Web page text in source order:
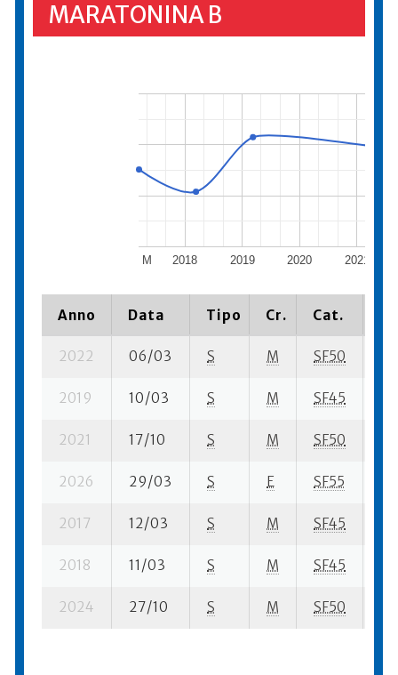
MARATONINA B
2018 2019 2020 2021
M
Anno Data Tipo Cr. Cat.
2022 06/03 S M SF50
2019 10/03 S M SF45
2021 17/10 S M SF50
2026 29/03 S E SF55
2017 12/03 S M SF45
2018 11/03 S M SF45
2024 27/10 S M SF50